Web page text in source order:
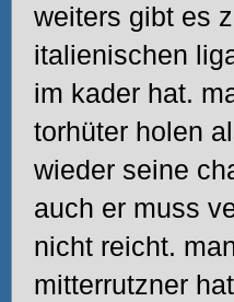
weiters gibt es
italienischen
im kader hat.
torhüter holen
wieder seine
auch er muss
nicht reicht.
mitterrutzner